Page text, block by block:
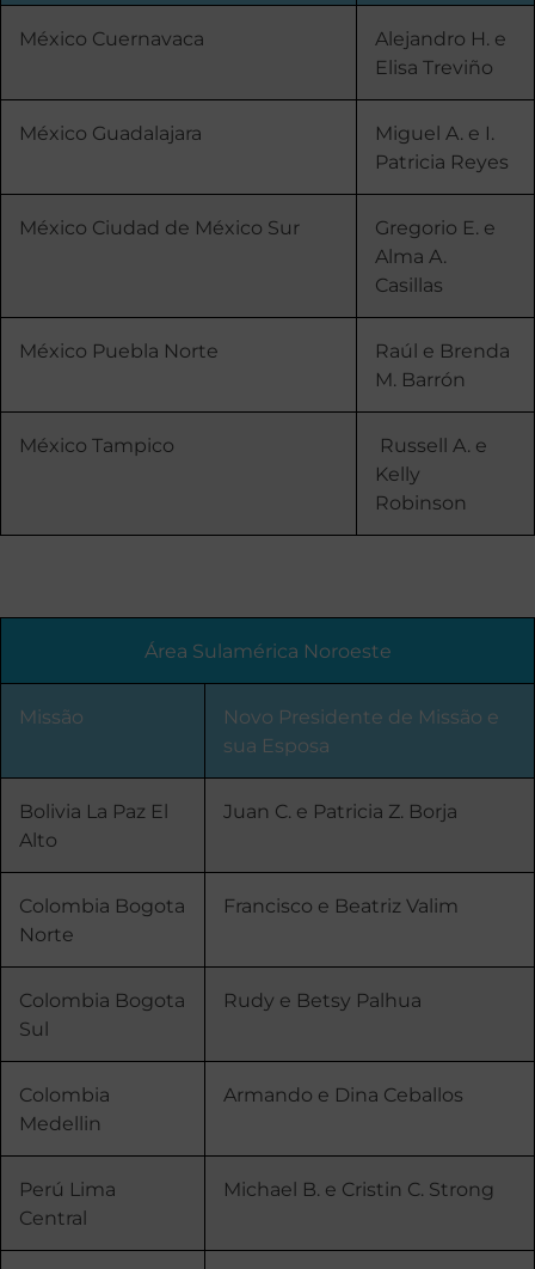
México Cuernavaca
Alejandro H. e
Elisa Treviño
México Guadalajara
Miguel A. e I.
Patricia Reyes
México Ciudad de México Sur
Gregorio E. e
Alma A.
Casillas
México Puebla Norte
Raúl e Brenda
M. Barrón
México Tampico
Russell A. e
Kelly
Robinson
Área Sulamérica Noroeste
Missão
Novo Presidente de Missão e
sua Esposa
Bolivia La Paz El
Alto
Juan C. e Patricia Z. Borja
Colombia Bogota
Norte
Francisco e Beatriz Valim
Colombia Bogota
Sul
Rudy e Betsy Palhua
Colombia
Medellin
Armando e Dina Ceballos
Perú Lima
Central
Michael B. e Cristin C. Strong